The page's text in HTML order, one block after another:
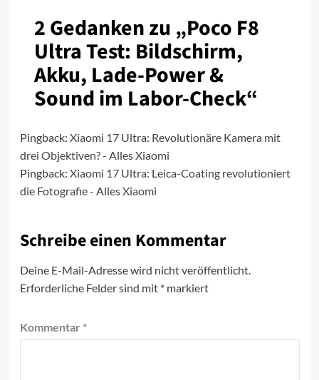
2 Gedanken zu „Poco F8
Ultra Test: Bildschirm,
Akku, Lade-Power &
Sound im Labor-Check“
Pingback: Xiaomi 17 Ultra: Revolutionäre Kamera mit
drei Objektiven? - Alles Xiaomi
Pingback: Xiaomi 17 Ultra: Leica-Coating revolutioniert
die Fotografie - Alles Xiaomi
Schreibe einen Kommentar
Deine E-Mail-Adresse wird nicht veröffentlicht.
Erforderliche Felder sind mit *markiert
Kommentar *